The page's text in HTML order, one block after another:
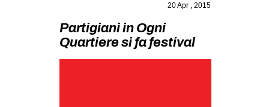
SPORT POPOLARE
20 Apr , 2015
Partigiani in Ogni
Quartiere si fa festival